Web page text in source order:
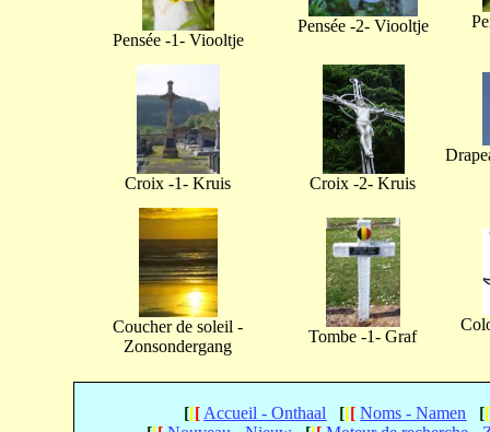
Pensée -1- Viooltje
Pensée -2- Viooltje
Croix -1- Kruis Croix -2- Kruis
Coucher de soleil -
Zonsondergang
Tombe -1- Graf
[[[ Accueil - Onthaal [[[ Noms - Namen [[